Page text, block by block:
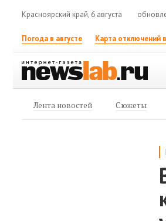
Красноярский край, 6 августа
Погода в августе Карта отключений
Лента новостей Сюжеты